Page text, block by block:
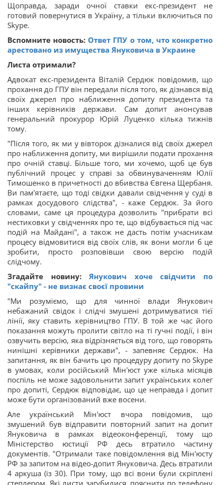
Щоправда, заради очної ставки екс-президент не
готовий повернутися в Україну, а тільки включиться по
Skype.
Вспомните новость: Ответ ГПУ о том, что конкретно
арестовано из имущества Януковича в Украине
Листа отримали?
Адвокат екс-президента Віталій Сердюк повідомив, що
прохання до ГПУ він передали після того, як дізнався від
своїх джерел про наближення допиту президента та
інших керівників держави. Сам допит анонсував
генеральний прокурор Юрій Луценко кілька тижнів
тому.
"Після того, як ми у вівторок дізналися від своїх джерел
про наближення допиту, ми вирішили подати прохання
про очній ставці. Більше того, ми хочемо, щоб це був
публічний процес у справі за обвинуваченням Юлії
Тимошенко в причетності до вбивства Євгена Щербаня.
Ви пам'ятаєте, що тоді свідки давали свідчення у суді в
рамках досудового слідства", - каже Сердюк. За його
словами, саме ця процедура дозволить "прибрати всі
нестиковки у свідченнях про те, що відбувається під час
подій на Майдані", а також не дасть потім учасникам
процесу відмовитися від своїх слів, як вони могли б це
зробити, просто розповівши свою версію подій
слідчому.
Згадайте новину:Янукович хоче свідчити по
"скайпу" - не визнає своєї провини
"Ми розуміємо, що для чинної влади Янукович
небажаний свідок і слідчі змушені дотримуватися тієї
лінії, яку ставить керівництво ГПУ. В той же час його
показання можуть пролити світло на ті гучні події, і він
озвучить версію, яка відрізняється від того, що говорять
нинішні керівники держави", - запевняє Сердюк. На
запитання, як він бачить цю процедуру допиту по Skype
в умовах, коли російський Мін'юст уже кілька місяців
поспіль не може задовольнити запит українських колег
про допиті, Сердюк відповідає, що це неправда і допит
може бути організований вже восени.
Але український Мін'юст вчора повідомив, що
змушений був відправити повторний запит на допит
Януковича в рамках відеоконференції, тому що
Міністерство юстиції РФ десь втратило частину
документів. "Отримали таке повідомлення від Мін'юсту
РФ за запитом на відео-допит Януковича. Десь втратили
4 аркуша (із 30). При тому, що всі вони були скріплені
степлером. Які листи загубилися, пояснити по телефону